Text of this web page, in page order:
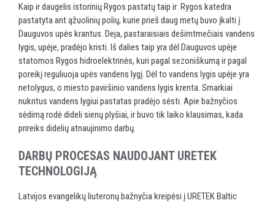
Kaip ir daugelis istorinių Rygos pastatų taip ir Rygos katedra
pastatyta ant ąžuolinių polių, kurie prieš daug metų buvo įkalti į
Dauguvos upės krantus. Deja, pastaraisiais dešimtmečiais vandens
lygis, upėje, pradėjo kristi. Iš dalies taip yra dėl Dauguvos upėje
statomos Rygos hidroelektrinės, kuri pagal sezoniškumą ir pagal
poreikį reguliuoja upės vandens lygį. Dėl to vandens lygis upėje yra
netolygus, o miesto paviršinio vandens lygis krenta. Smarkiai
nukritus vandens lygiui pastatas pradėjo sėsti. Apie bažnyčios
sėdimą rodė dideli sienų plyšiai, ir buvo tik laiko klausimas, kada
prireiks didelių atnaujinimo darbų.
DARBŲ PROCESAS NAUDOJANT URETEK
TECHNOLOGIJĄ
Latvijos evangelikų liuteronų bažnyčia kreipėsi į URETEK Baltic